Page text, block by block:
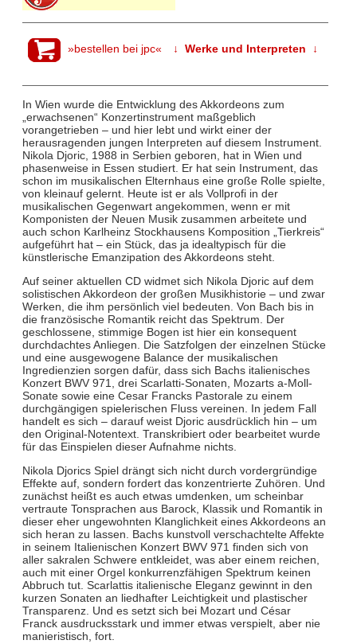
»bestellen bei jpc« ↓ Werke und Interpreten ↓
In Wien wurde die Entwicklung des Akkordeons zum
„erwachsenen“ Konzertinstrument maßgeblich
vorangetrieben – und hier lebt und wirkt einer der
herausragenden jungen Interpreten auf diesem Instrument.
Nikola Djoric, 1988 in Serbien geboren, hat in Wien und
phasenweise in Essen studiert. Er hat sein Instrument, das
schon im musikalischen Elternhaus eine große Rolle spielte,
von kleinauf gelernt. Heute ist er als Vollprofi in der
musikalischen Gegenwart angekommen, wenn er mit
Komponisten der Neuen Musik zusammen arbeitete und
auch schon Karlheinz Stockhausens Komposition „Tierkreis“
aufgeführt hat – ein Stück, das ja idealtypisch für die
künstlerische Emanzipation des Akkordeons steht.
Auf seiner aktuellen CD widmet sich Nikola Djoric auf dem
solistischen Akkordeon der großen Musikhistorie – und zwar
Werken, die ihm persönlich viel bedeuten. Von Bach bis in
die französische Romantik reicht das Spektrum. Der
geschlossene, stimmige Bogen ist hier ein konsequent
durchdachtes Anliegen. Die Satzfolgen der einzelnen Stücke
und eine ausgewogene Balance der musikalischen
Ingredienzien sorgen dafür, dass sich Bachs italienisches
Konzert BWV 971, drei Scarlatti-Sonaten, Mozarts a-Moll-
Sonate sowie eine Cesar Francks Pastorale zu einem
durchgängigen spielerischen Fluss vereinen. In jedem Fall
handelt es sich – darauf weist Djoric ausdrücklich hin – um
den Original-Notentext. Transkribiert oder bearbeitet wurde
für das Einspielen dieser Aufnahme nichts.
Nikola Djorics Spiel drängt sich nicht durch vordergründige
Effekte auf, sondern fordert das konzentrierte Zuhören. Und
zunächst heißt es auch etwas umdenken, um scheinbar
vertraute Tonsprachen aus Barock, Klassik und Romantik in
dieser eher ungewohnten Klanglichkeit eines Akkordeons an
sich heran zu lassen. Bachs kunstvoll verschachtelte Affekte
in seinem Italienischen Konzert BWV 971 finden sich von
aller sakralen Schwere entkleidet, was aber einem reichen,
auch mit einer Orgel konkurrenzfähigen Spektrum keinen
Abbruch tut. Scarlattis italienische Eleganz gewinnt in den
kurzen Sonaten an liedhafter Leichtigkeit und plastischer
Transparenz. Und es setzt sich bei Mozart und César
Franck ausdrucksstark und immer etwas verspielt, aber nie
manieristisch, fort.